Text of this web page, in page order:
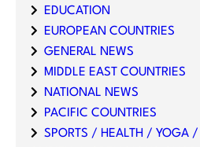
EDUCATION
EUROPEAN COUNTRIES
GENERAL NEWS
MIDDLE EAST COUNTRIES
NATIONAL NEWS
PACIFIC COUNTRIES
SPORTS / HEALTH / YOGA